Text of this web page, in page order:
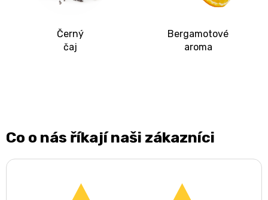
Černý
čaj
Bergamotové
aroma
Co o nás říkají naši zákazníci